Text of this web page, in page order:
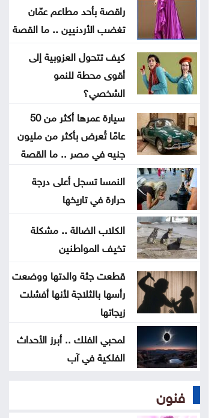
معالم سعودية تضاء بأعلام المملكة
وتركيا وباكستان .. صور
ليلة فنية وتراثية بالزرقاء ضمن
فعاليات صيف الأردن
لا تمديد لفترة قوننة وتوفيق الأوضاع
للعمالة غير الأردنية المخالفة
قفزة بأسعار الذهب في الأردن السبت
شروط إعادة فتح مصنع الحديد في
الهاشمية
رابط نتائج التوجيهي 2026
التربية تحدد موعد إعلان نتائج
التوجيهي
إصابات وانقطاع الكهرباء .. الإعصار
راقصة بأحد مطاعم عمّان
تغضب الأردنيين .. ما القصة
كيف تتحول العزوبية إلى
أقوى محطة للنمو
الشخصي؟
سيارة عمرها أكثر من 50
عامًا تُعرض بأكثر من مليون
جنيه في مصر .. ما القصة
النمسا تسجل أعلى درجة
حرارة في تاريخها
الكلاب الضالة .. مشكلة
تخيف المواطنين
قطعت جثة والدتها ووضعت
رأسها بالثلاجة لأنها أفشلت
زيجاتها
لمحبي الفلك .. أبرز الأحداث
الفلكية في آب
فنون